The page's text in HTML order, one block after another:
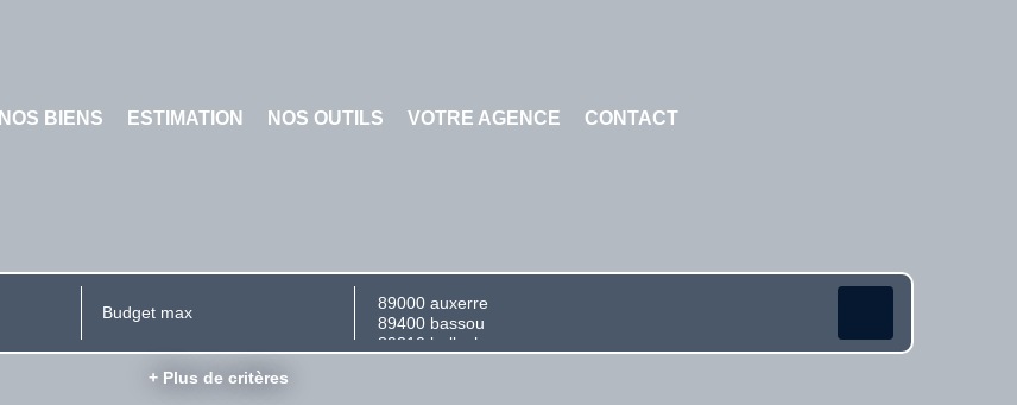
NOS BIENS ESTIMATION NOS OUTILS VOTRE AGENCE CONTACT
+ Plus de critères